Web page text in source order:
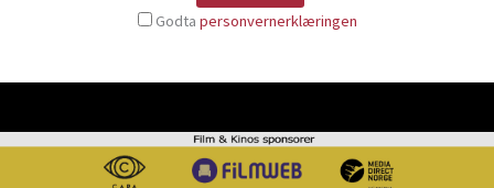
Godta personvernerklæringen